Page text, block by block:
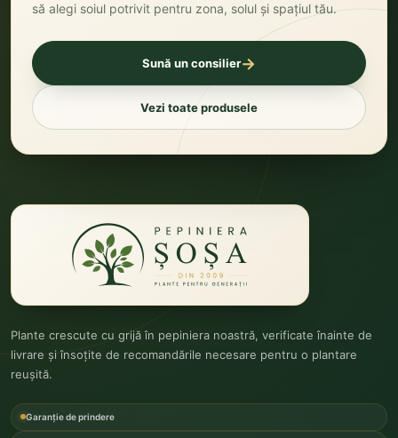
să alegi soiul potrivit pentru zona, solul și spațiul tău.
Sună un consilier→
Vezi toate produsele
Plante crescute cu grijă în pepiniera noastră, verificate înainte de
livrare și însoțite de recomandările necesare pentru o plantare
reușită.
Garanție de prindere